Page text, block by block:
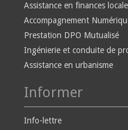
Assistance en finances
Accompagnement
Prestation DPO Mutualisé
Ingénierie et conduite de
Assistance en urbanisme
Informer
Info-lettre